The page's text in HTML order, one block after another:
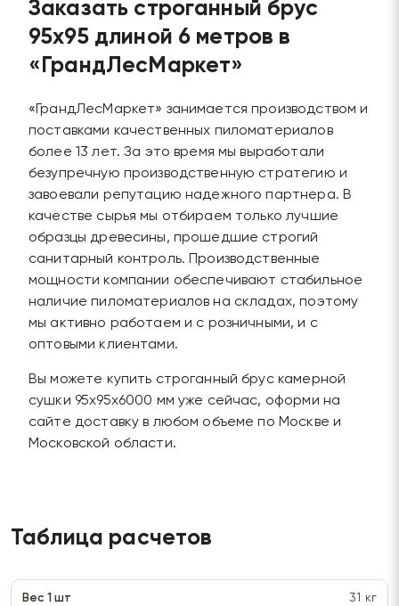
Заказать строганный брус
95х95 длиной 6 метров в
«ГрандЛесМаркет»
«ГрандЛесМаркет» занимается производством и
поставками качественных пиломатериалов
более 13 лет. За это время мы выработали
безупречную производственную стратегию и
завоевали репутацию надежного партнера. В
качестве сырья мы отбираем только лучшие
образцы древесины, прошедшие строгий
санитарный контроль. Производственные
мощности компании обеспечивают стабильное
наличие пиломатериалов на складах, поэтому
мы активно работаем и с розничными, и с
оптовыми клиентами.
Вы можете купить строганный брус камерной
сушки 95х95х6000 мм уже сейчас, оформи на
сайте доставку в любом объеме по Москве и
Московской области.
Таблица расчетов
31 кг